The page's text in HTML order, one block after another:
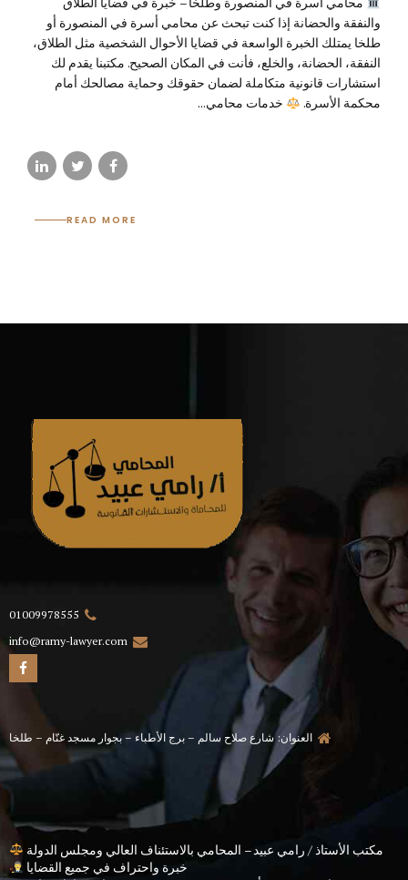
والنفقة والحضانة إذا كنت تبحث عن محامي أسرة في المنصورة أو
طلخا يمتلك الخبرة الواسعة في قضايا الأحوال الشخصية مثل الطلاق،
النفقة، الحضانة، والخلع، فأنت في المكان الصحيح. مكتبنا يقدم لك
استشارات قانونية متكاملة لضمان حقوقك وحماية مصالحك أمام
محكمة الأسرة.
خدمات محامي...
READ MORE
01009978555
info@ramy-lawyer.com
العنوان: شارع صلاح سالم – برج الأطباء – بجوار مسجد غنّام – طلخا
مكتب الأستاذ / رامي عبيد – المحامي بالاستئناف العالي ومجلس الدولة
خبرة واحتراف في جميع القضايا